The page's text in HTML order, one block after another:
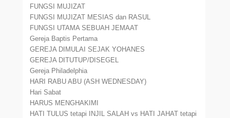
FUNGSI MUJIZAT
FUNGSI MUJIZAT MESIAS dan RASUL
FUNGSI UTAMA SEBUAH JEMAAT
Gereja Baptis Pertama
GEREJA DIMULAI SEJAK YOHANES
GEREJA DITUTUP/DISEGEL
Gereja Philadelphia
HARI RABU ABU (ASH WEDNESDAY)
Hari Sabat
HARUS MENGHAKIMI
HATI TULUS tetapi INJIL SALAH vs HATI JAHAT tetapi